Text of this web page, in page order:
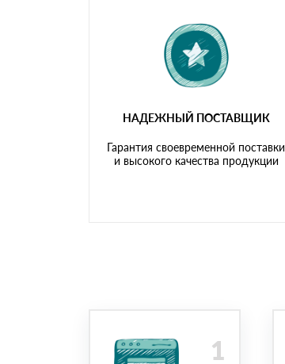
НАДЕЖНЫЙ ПОСТАВЩИК
Гарантия своевременной поставки
и высокого качества продукции